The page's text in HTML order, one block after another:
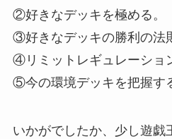
②好きなデッキを極める。
③好きなデッキの勝利の法
④リミットレギュレーショ
⑤今の環境デッキを把握す
いかがでしたか、少し遊戯